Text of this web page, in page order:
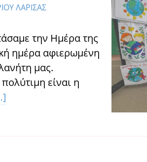
ΛΑΡΙΣΑΣ
την Ημέρα της
ημέρα αφιερωμένη
μας.
είναι η